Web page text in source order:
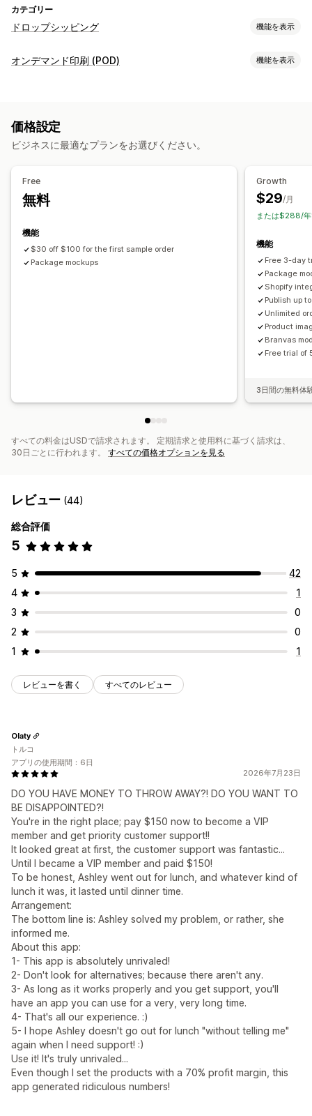
カテゴリー
ドロップシッピング 機能を表示
販売可能な商品
アメリカ合衆国
オンデマンド印刷 (POD) 機能を表示
モックアップジェネレーター
配送オプション
リアルタイム更新
価格設定
ビジネスに最適なプランをお選びください。
Free
無料
機能
$30 off $100 for the first sample order
Package mockups
Growth
$29/月
または$288/年
機能
Free 3-day
Package
Shopify
Publish up
Unlimited
Product
Branvas
Free trial of
3日間の無料体
すべての料金はUSDで請求されます。 定期請求と使用料に基づく請求は、
30日ごとに行われます。 すべての価格オプションを見る
レビュー (44)
総合評価
5
5
42
4
1
3
0
2
0
1
1
レビューを書く すべてのレビュー
2026年7月23日
DO YOU HAVE MONEY TO THROW AWAY?! DO YOU WANT TO
BE DISAPPOINTED?!
You're in the right place; pay $150 now to become a VIP
member and get priority customer support!!
It looked great at first, the customer support was fantastic...
Until I became a VIP member and paid $150!
To be honest, Ashley went out for lunch, and whatever kind of
lunch it was, it lasted until dinner time.
Arrangement:
The bottom line is: Ashley solved my problem, or rather, she
informed me.
About this app:
1- This app is absolutely unrivaled!
2- Don't look for alternatives; because there aren't any.
3- As long as it works properly and you get support, you'll
have an app you can use for a very, very long time.
4- That's all our experience. :)
5- I hope Ashley doesn't go out for lunch "without telling me"
again when I need support! :)
Use it! It's truly unrivaled...
Even though I set the products with a 70% profit margin, this
app generated ridiculous numbers!
Olaty
トルコ
アプリの使用期間：6日